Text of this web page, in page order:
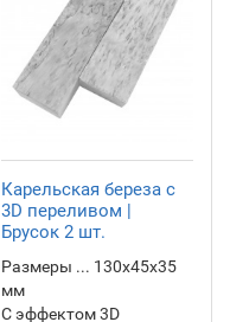
Карельская береза с
3D переливом |
Брусок 2 шт.
Размеры ... 130х45х35
мм
С эффектом 3D